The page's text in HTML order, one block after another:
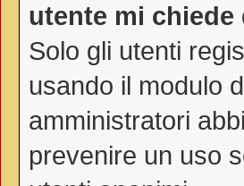
utente mi
Solo gli utenti
usando il modulo
amministratori
prevenire un uso